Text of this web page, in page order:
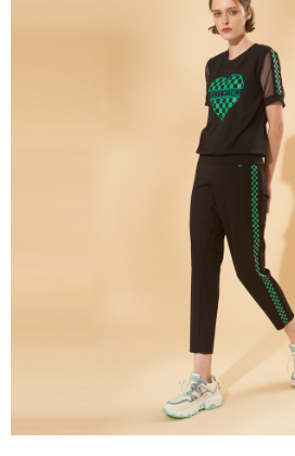
４．使用「AFTEE先享後付」時，將依據個別
時審查核予不同之上限額度；若仍有額度不足
５．嚴禁一人註冊多個帳號或使用他人資訊註
恩沛科技股份有限公司將有權停止該用戶之使